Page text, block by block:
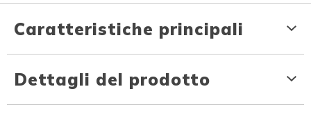
Caratteristiche principali
Dettagli del prodotto